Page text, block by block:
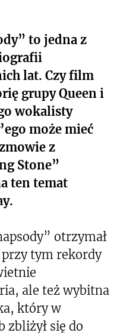
to jedna z
lat. Czy film
grupy Queen i
wokalisty
może mieć
z
Stone”
ten temat
otrzymał
przy tym rekordy
ale też wybitna
który w
zbliżył się do